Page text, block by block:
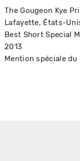
The Gougeon Kye
Lafayette, États-
Best Short Special
2013
Mention spéciale du